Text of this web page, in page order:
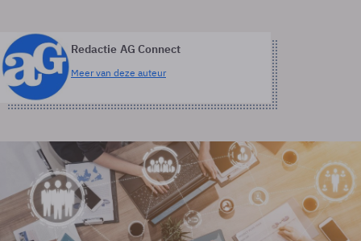
Redactie AG Connect
Meer van deze auteur